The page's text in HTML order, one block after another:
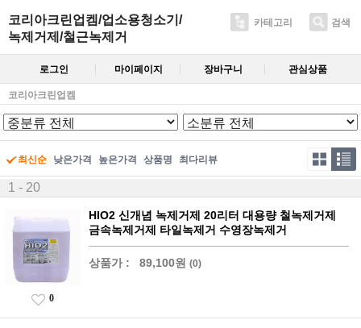
코리아크린업켐/업소용청소기/
녹제거제/철근녹제거
카테고리 검색
로그인 마이페이지 장바구니 관심상품
코리아크린업켐
최신순 낮은가격 높은가격 상품명 최다리뷰
1 - 20
HIO2 신개념 녹제거제 20리터 대용량 철녹제거제
금속녹제거제 타일녹제거 수영장녹제거
상품가 : 89,100원 (0)
0